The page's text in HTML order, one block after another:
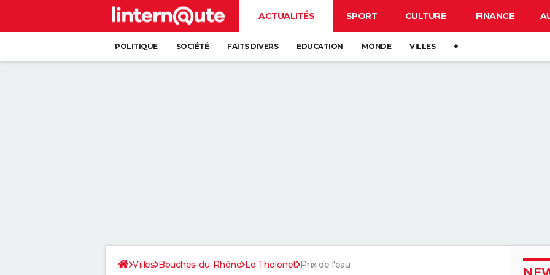
ACTUALITÉS SPORT CULTURE FINANCE
POLITIQUE SOCIÉTÉ FAITS DIVERS EDUCATION MONDE VILLES +
Villes Bouches-du-Rhône Le Tholonet Prix de l'eau